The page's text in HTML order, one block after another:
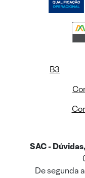
B3
SAC -
De segunda